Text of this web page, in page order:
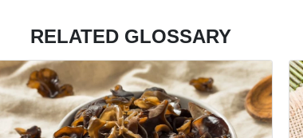
RELATED GLOSSARY